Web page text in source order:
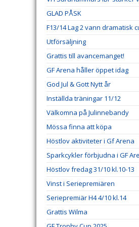
GLAD PÅSK
F13/14 Lag 2 vann dramatisk
Utförsäljning
Grattis till avancemanget!
GF Arena håller öppet idag
God Jul & Gott Nytt år
Inställda träningar 11/12
Välkomna på Julinnebandy
Mössa finna att köpa
Höstlov aktiviteter i Gf Arena
Sparkcykler förbjudna i GF
Höstlov fredag 31/10 kl.10-13
Vinst i Seriepremiären
Seriepremiär H4 4/10 kl.14
Grattis Wilma